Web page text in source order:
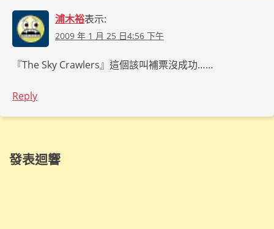
浦木裕表示:
2009 年 1 月 25 日4:56 下午
『The Sky Crawlers』這個該叫補票沒成功……
Reply
發表迴響